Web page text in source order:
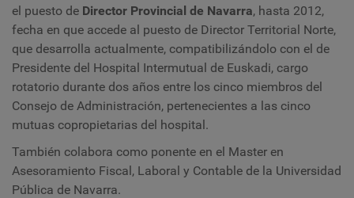
el puesto de Director Provincial de Navarra, hasta 2012,
fecha en que accede al puesto de Director Territorial Norte,
que desarrolla actualmente, compatibilizándolo con el de
Presidente del Hospital Intermutual de Euskadi, cargo
rotatorio durante dos años entre los cinco miembros del
Consejo de Administración, pertenecientes a las cinco
mutuas copropietarias del hospital.
También colabora como ponente en el Master en
Asesoramiento Fiscal, Laboral y Contable de la Universidad
Pública de Navarra.